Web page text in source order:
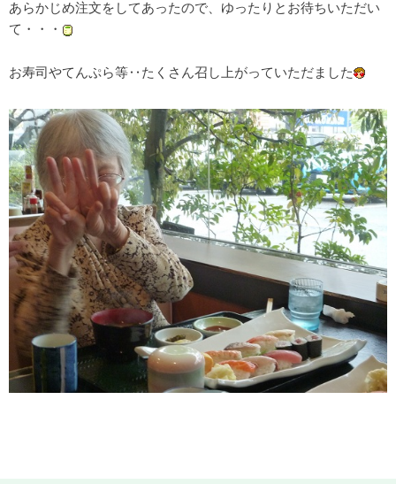
あらかじめ注文をしてあったので、ゆったりとお待ちいただい
て・・・
お寿司やてんぷら等‥たくさん召し上がっていただました